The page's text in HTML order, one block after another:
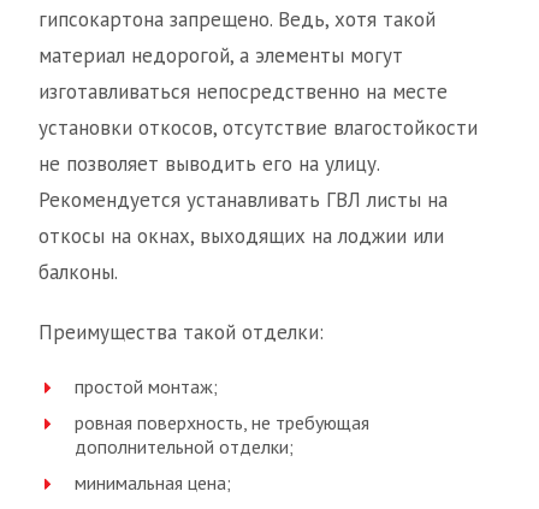
гипсокартона запрещено. Ведь, хотя такой
материал недорогой, а элементы могут
изготавливаться непосредственно на месте
установки откосов, отсутствие влагостойкости
не позволяет выводить его на улицу.
Рекомендуется устанавливать ГВЛ листы на
откосы на окнах, выходящих на лоджии или
балконы.
Преимущества такой отделки:
простой монтаж;
ровная поверхность, не требующая
дополнительной отделки;
минимальная цена;